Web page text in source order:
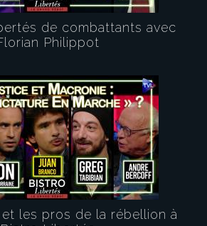
de combattants avec
Philippot
les pros de la rébellion à